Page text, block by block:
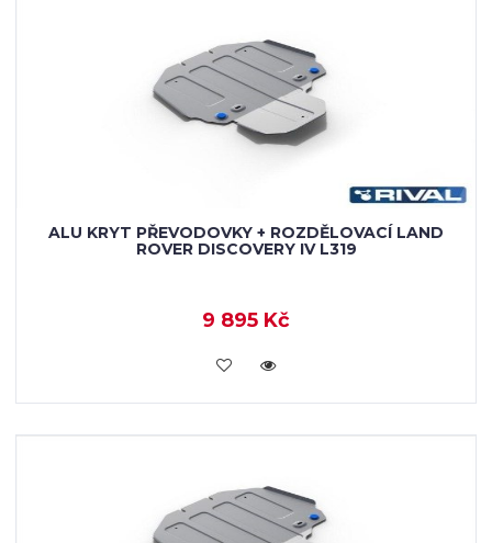
ALU KRYT PŘEVODOVKY + ROZDĚLOVACÍ LAND
ROVER DISCOVERY IV L319
9 895 Kč
KOUPIT